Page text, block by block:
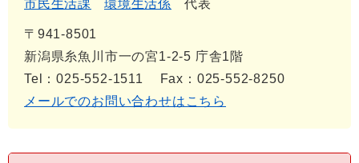
市民生活課 環境生活係 代表
〒941-8501
新潟県糸魚川市一の宮1-2-5 庁舎1階
Tel：025-552-1511
Fax：025-552-8250
メールでのお問い合わせはこちら